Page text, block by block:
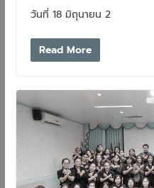
วันที่ 18 มิถุนายน 2
Read More